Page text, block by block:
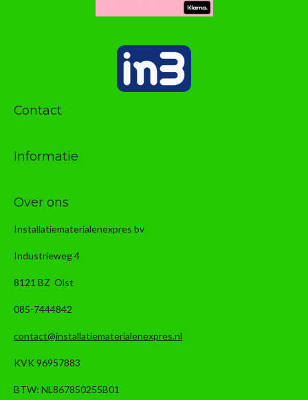
Contact
Informatie
Over ons
Installatiematerialenexpres bv
Industrieweg 4
8121 BZ Olst
085-7444842
contact@installatiematerialenexpres.nl
KVK 96957883
BTW: NL867850255B01